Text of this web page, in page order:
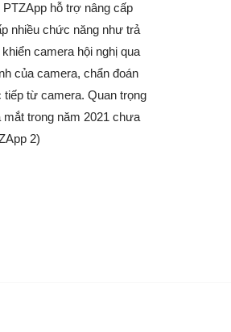
hỗ trợ nâng cấp
nhiều chức năng như trả
camera hội nghị qua
của camera, chẩn đoán
từ camera. Quan trọng
trong năm 2021 chưa
2)